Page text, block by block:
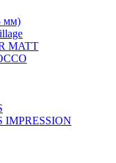
мм)
MATT